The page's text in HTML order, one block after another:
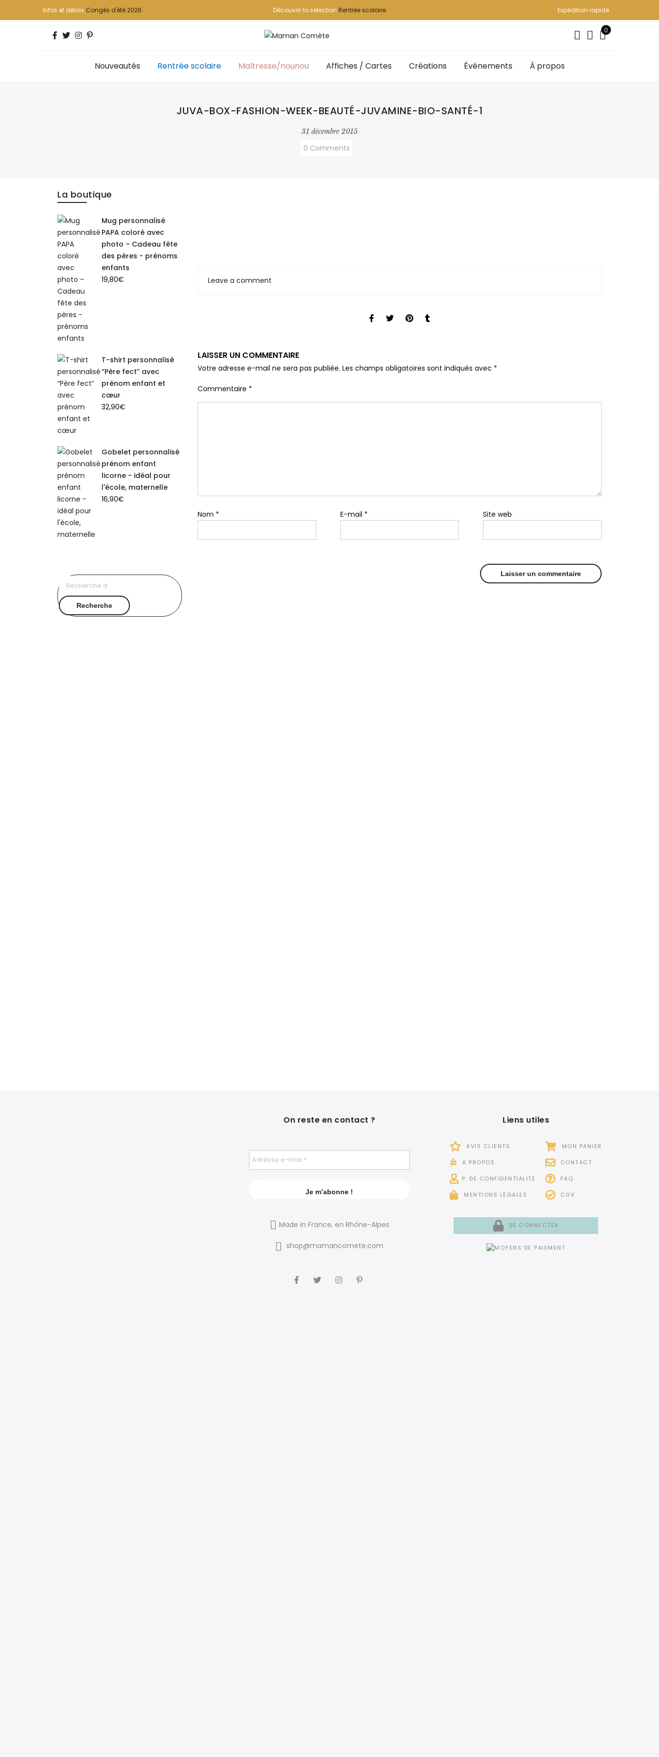
Infos et délais Congés d'été 2026 Découvrir la sélection Rentrée scolaire Expédition rapide
0
Nouveautés Rentrée scolaire Maîtresse/nounou Affiches / Cartes Créations Événements À propos
JUVA-BOX-FASHION-WEEK-BEAUTÉ-JUVAMINE-BIO-SANTÉ-1
31 décembre 2015
0 Comments
Leave a comment
LAISSER UN COMMENTAIRE
Votre adresse e-mail ne sera pas publiée. Les champs obligatoires sont indiqués avec *
Commentaire *
Nom * E-mail * Site web
La boutique
Mug personnalisé
PAPA coloré avec
photo – Cadeau fête
des pères - prénoms
enfants
19,80€
T-shirt personnalisé
“Père fect” avec
prénom enfant et
cœur
32,90€
Gobelet personnalisé
prénom enfant
licorne - idéal pour
l'école, maternelle
16,90€
pour :
Recherche
On reste en contact ?
Made in France, en Rhône-Alpes
shop@mamancomete.com
Liens utiles
AVIS CLIENTS
À PROPOS
P. DE CONFIDENTIALITÉ
MENTIONS LÉGALES
MON PANIER
CONTACT
FAQ
CGV
SE CONNECTER